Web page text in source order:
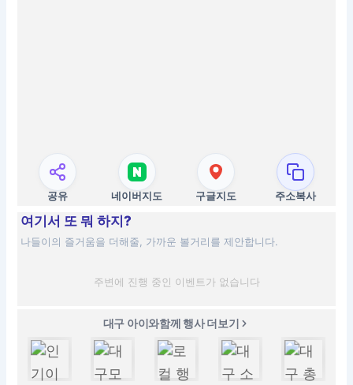
공유 네이버지도 구글지도 주소복사
여기서 또 뭐 하지?
나들이의 즐거움을 더해줄, 가까운 볼거리를 제안합니다.
주변에 진행 중인 이벤트가 없습니다
대구 아이와함께 행사 더보기